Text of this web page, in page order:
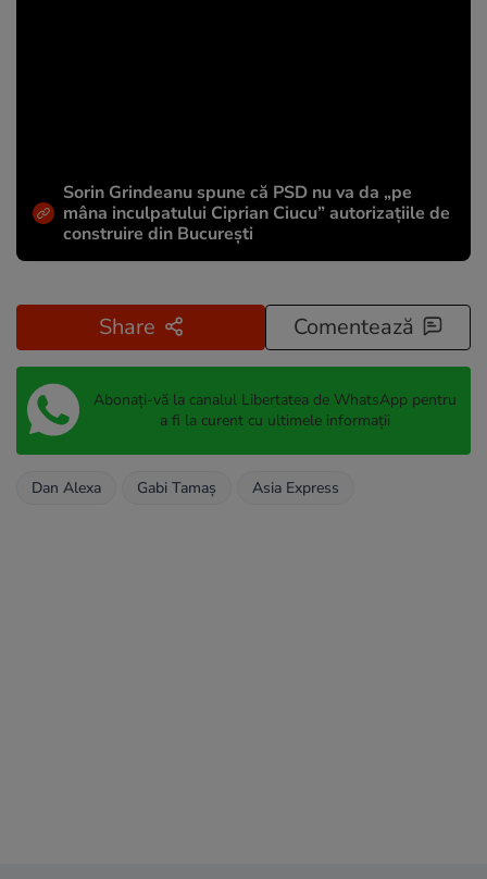
Sorin Grindeanu spune că PSD nu va da „pe
mâna inculpatului Ciprian Ciucu” autorizațiile de
construire din București
Share Comentează
Abonați-vă la canalul Libertatea de WhatsApp pentru
a fi la curent cu ultimele informații
Dan Alexa Gabi Tamaș Asia Express